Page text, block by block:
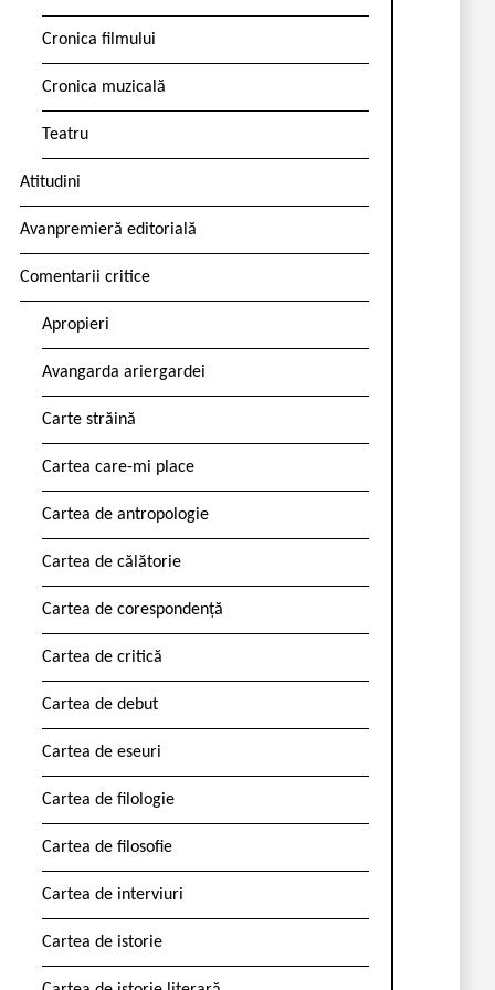
Cronica filmului
Cronica muzicală
Teatru
Atitudini
Avanpremieră editorială
Comentarii critice
Apropieri
Avangarda ariergardei
Carte străină
Cartea care-mi place
Cartea de antropologie
Cartea de călătorie
Cartea de corespondență
Cartea de critică
Cartea de debut
Cartea de eseuri
Cartea de filologie
Cartea de filosofie
Cartea de interviuri
Cartea de istorie